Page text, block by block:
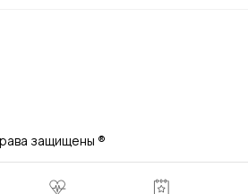
защищены ®
необходима консультация